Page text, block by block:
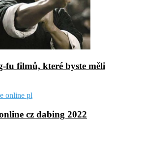
fu filmů, které byste měli
cz dabing 2022